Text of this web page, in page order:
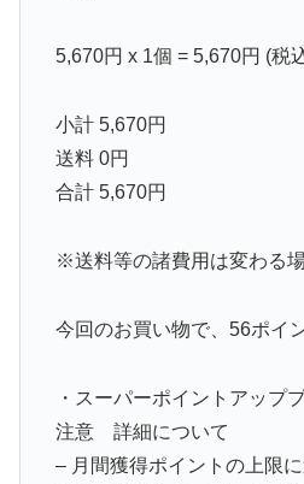
5,670円 x 1個 = 5,670円 (税
小計 5,670円
送料 0円
合計 5,670円
※送料等の諸費用は変わる
今回のお買い物で、56ポイ
・スーパーポイントアップ
注意 詳細について
– 月間獲得ポイントの上限に